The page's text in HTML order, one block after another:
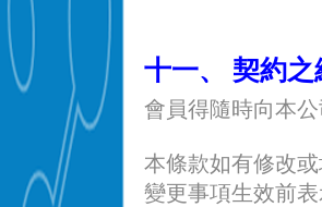
十一、 契約
會員得隨時向本
本條款如有修改
變更事項生效前